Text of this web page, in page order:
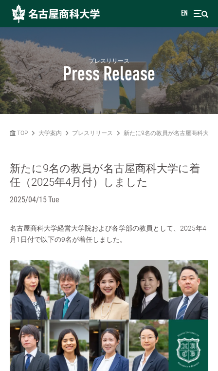
EN
プレスリリース
Press Release
TOP 大学案内 プレスリリース 新たに9名の教員が名古屋商科大
新たに9名の教員が名古屋商科大学に着
任（2025年4月付）しました
2025/04/15 Tue
名古屋商科大学経営大学院および各学部の教員として、2025年4
月1日付で以下の9名が着任しました。